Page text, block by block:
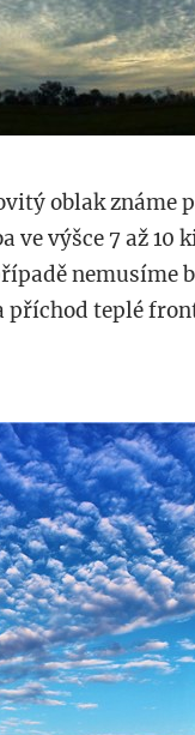
oblak známe
ve výšce 7 až 10
nemusíme
příchod teplé